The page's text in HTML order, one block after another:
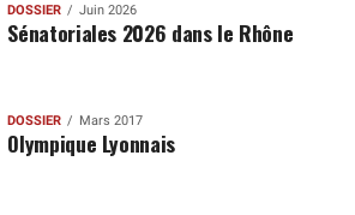
DOSSIER Juin 2026
Sénatoriales 2026 dans le Rhône
DOSSIER Mars 2017
Olympique Lyonnais